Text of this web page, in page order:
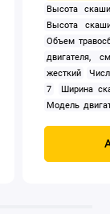
Высота
Высота
Объем
двигателя,
жесткий
7
Ширина
Модель
Мощность,